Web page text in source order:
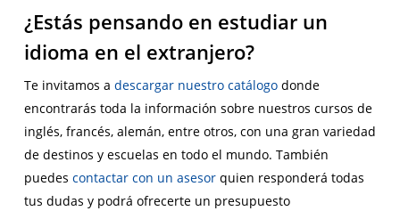
¿Estás pensando en estudiar un
idioma en el extranjero?
Te invitamos a descargar nuestro catálogodonde
encontrarás toda la información sobre nuestros cursos de
inglés, francés, alemán, entre otros, con una gran variedad
de destinos y escuelas en todo el mundo. También
puedes contactar con un asesorquien responderá todas
tus dudas y podrá ofrecerte un presupuesto